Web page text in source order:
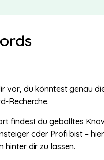
vor, du könntest genau
Recherche.
findest du geballtes
oder Profi bist –
hinter dir zu lassen.